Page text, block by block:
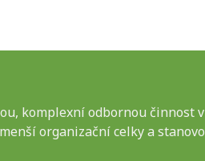
komplexní odbornou činnost
organizační celky a